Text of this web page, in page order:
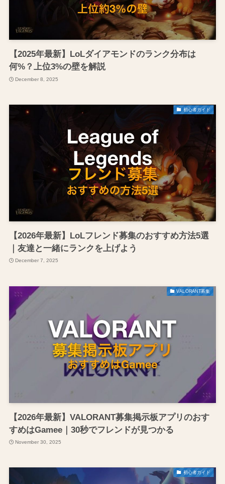
【2025年最新】LoLダイアモンドのランク分布は
何%？上位3%の壁を解説
December 8, 2025
初心者ガイド
【2026年最新】LoLフレンド募集のおすすめ方法5選
｜友達と一緒にランクを上げよう
December 7, 2025
VALORANT募集
【2026年最新】VALORANT募集掲示板アプリのおす
すめはGamee｜30秒でフレンドが見つかる
November 30, 2025
初心者ガイド